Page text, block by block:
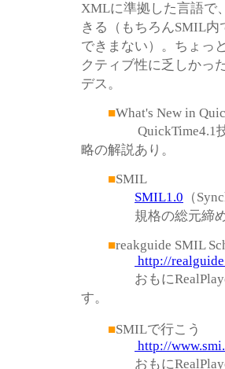
XMLに準拠した言語で
きる（もちろんSMIL内
できまない）。ちょっ
クティブ性に乏しかっ
デス。
■What's New in
QuickTime4.1技
略の解説あり。
■SMIL
SMIL1.0 （
規格の総元締め（
■reakguide SMIL
http://
おもにRealPlayer
す。
■SMILで行こう
http://
おもにRealPlayer